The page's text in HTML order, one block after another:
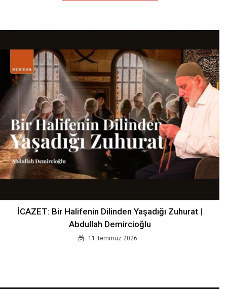
İCAZET: Bir Halifenin Dilinden Yaşadığı Zuhurat |
Abdullah Demircioğlu
11 Temmuz 2026